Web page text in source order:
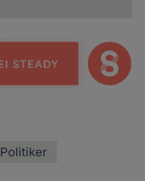
Politiker